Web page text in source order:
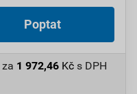
Poptat
za 1 972,46 Kč s DPH